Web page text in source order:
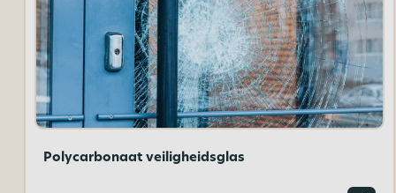
Polycarbonaat veiligheidsglas